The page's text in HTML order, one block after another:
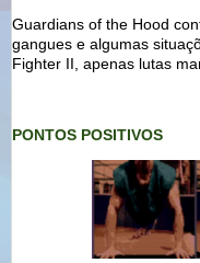
Guardians of the Hood
gangues e algumas
Fighter II, apenas lutas
PONTOS POSITIVOS